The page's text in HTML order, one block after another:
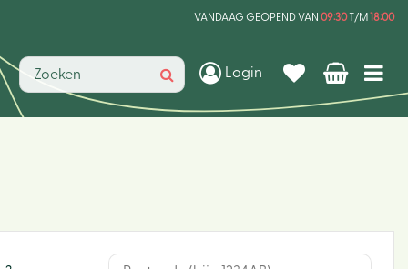
VANDAAG GEOPEND VAN 09:30T/M 18:00
Login